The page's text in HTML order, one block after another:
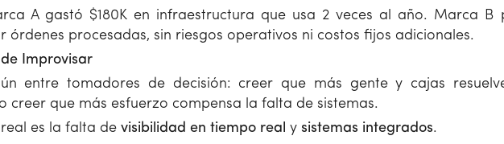
A gastó $180K en infraestructura que usa 2 veces al año. Marca B
órdenes procesadas, sin riesgos operativos ni costos fijos adicionales.
de Improvisar
entre tomadores de decisión: creer que más gente y cajas
creer que más esfuerzo compensa la falta de sistemas.
es la falta de visibilidad en tiempo real y sistemas integrados.